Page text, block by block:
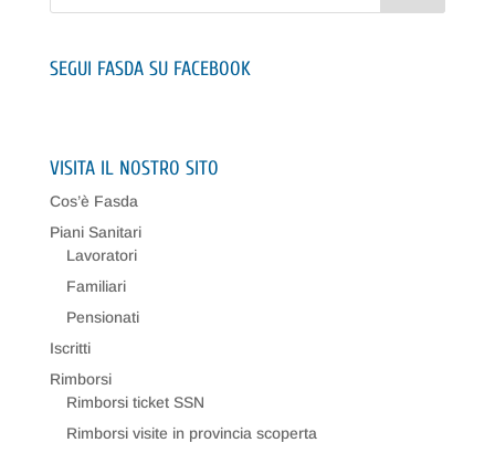
SEGUI FASDA SU FACEBOOK
VISITA IL NOSTRO SITO
Cos’è Fasda
Piani Sanitari
Lavoratori
Familiari
Pensionati
Iscritti
Rimborsi
Rimborsi ticket SSN
Rimborsi visite in provincia scoperta